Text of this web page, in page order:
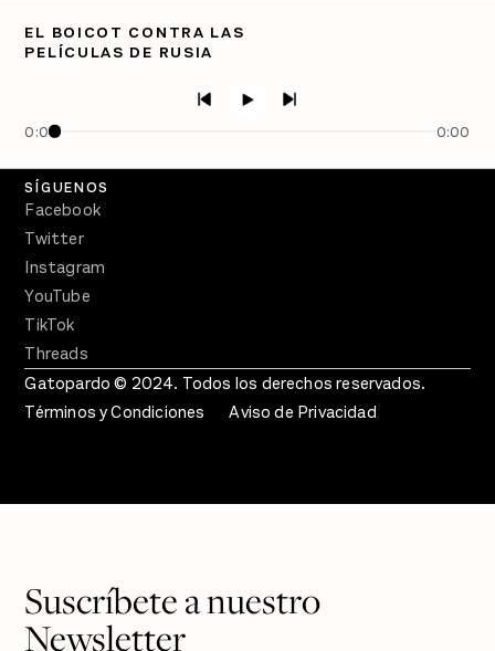
EL BOICOT CONTRA LAS
PELÍCULAS DE RUSIA
0:00 0:00
PÓDCASTS
Crecer en Distopía
SÍGUENOS
Facebook
Twitter
Instagram
YouTube
TikTok
Threads
Gatopardo © 2024. Todos los derechos reservados.
Términos y Condiciones
Aviso de Privacidad
Suscríbete a nuestro
Newsletter